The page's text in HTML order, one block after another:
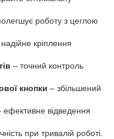
роботу з цеглою
кріплення
– точний контроль
кнопки – збільшений
ефективне відведення
при тривалій роботі.